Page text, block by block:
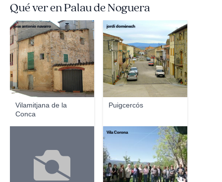
Qué ver en Palau de Noguera
Vilamitjana de la
Conca
jose antonio navarro
Puigcercós
jordi domènech
Vila Corona